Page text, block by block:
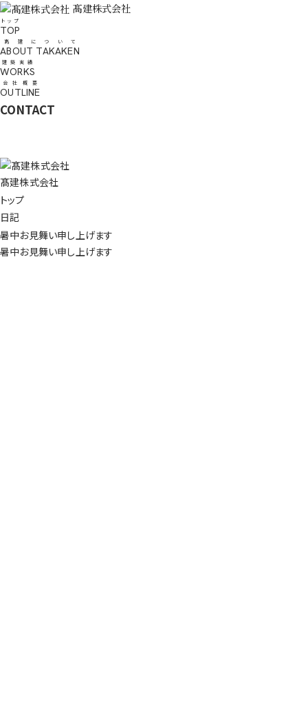
髙建株式会社
TOP
トップ
ABOUT TAKAKEN
髙建について
WORKS
建築実績
OUTLINE
会社概要
CONTACT
髙建株式会社
トップ
日記
暑中お見舞い申し上げます
暑中お見舞い申し上げます